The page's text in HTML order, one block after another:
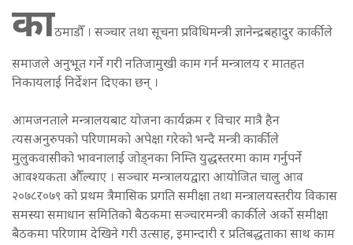
काठमाडौँ । सञ्चार तथा सूचना प्रविधिमन्त्री ज्ञानेन्द्रबहादुर कार्कीले
समाजले अनुभूत गर्ने गरी नतिजामुखी काम गर्न मन्त्रालय र मातहत
निकायलाई निर्देशन दिएका छन् ।
आमजनताले मन्त्रालयबाट योजना कार्यक्रम र विचार मात्रै हैन
त्यसअनुरुपको परिणामको अपेक्षा गरेको भन्दै मन्त्री कार्कीले
मुलुकवासीको भावनालाई जोड्नका निम्ति युद्धस्तरमा काम गर्नुपर्ने
आवश्यकता औँल्याए । सञ्चार मन्त्रालयद्वारा आयोजित चालु आव
२०७८र०७९ को प्रथम त्रैमासिक प्रगति समीक्षा तथा मन्त्रालयस्तरीय विकास
समस्या समाधान समितिको बैठकमा सञ्चारमन्त्री कार्कीले अर्को समीक्षा
बैठकमा परिणाम देखिने गरी उत्साह, इमान्दारी र प्रतिबद्धताका साथ काम